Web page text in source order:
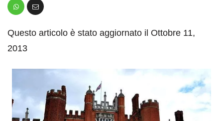
Questo articolo è stato aggiornato il Ottobre 11,
2013